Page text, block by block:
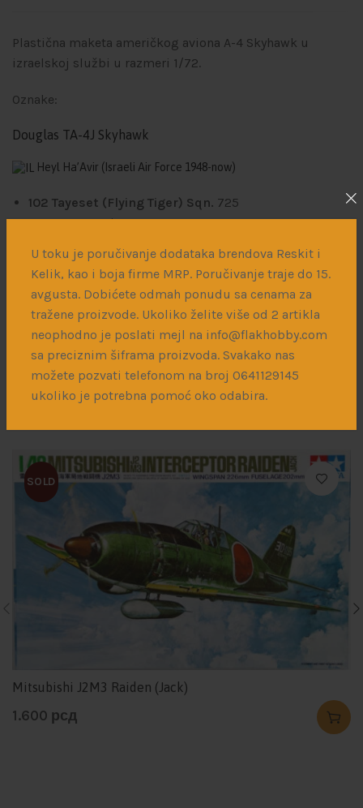
U toku je poručivanje dodataka brendova Reskit i
Kelik, kao i boja firme MRP. Poručivanje traje do 15.
avgusta. Dobićete odmah ponudu sa cenama za
tražene proizvode. Ukoliko želite više od 2 artikla
neophodno je poslati mejl na info@flakhobby.com
sa preciznim šiframa proizvoda. Svakako nas
možete pozvati telefonom na broj 0641129145
ukoliko je potrebna pomoć oko odabira.
Plastična maketa američkog aviona A-4 Skyhawk u
izraelskoj službi u razmeri 1/72.
Oznake:
Douglas TA-4J Skyhawk
Heyl Ha’Avir (Israeli Air Force 1948-now)
102 Tayeset (Flying Tiger) Sqn. 725
2007– Hatzerim
140 Tayeset (Golden Eagle) Sqn. 723
1973– Etzion
FS33531 FS34227 FS30219 FS35622
Povezani proizvodi
SOLD
Mitsubishi J2M3 Raiden (Jack)
1.600 рсд